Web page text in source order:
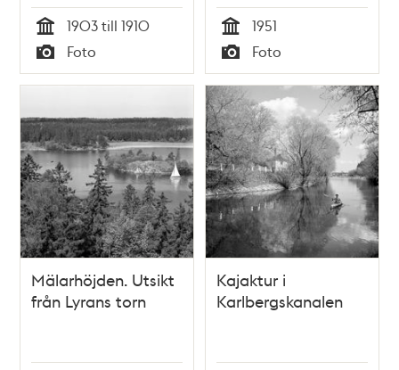
Tid
1903 till 1910
Typ
Foto Tid
1951
Typ
Foto
Mälarhöjden. Utsikt
från Lyrans torn
Kajaktur i
Karlbergskanalen